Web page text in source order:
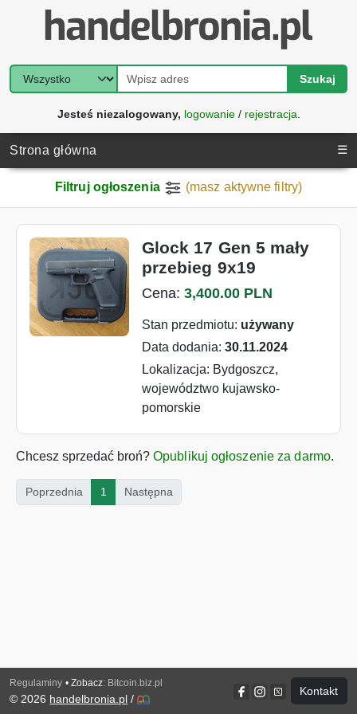
Szukaj
Jesteś niezalogowany, logowanie/ rejestracja
Strona główna ☰
Filtruj ogłoszenia (masz aktywne filtry)
Glock 17 Gen 5 mały
przebieg 9x19
Cena: 3,400.00 PLN
Stan przedmiotu: używany
Data dodania: 30.11.2024
Lokalizacja: Bydgoszcz,
województwo kujawsko-
pomorskie
Chcesz sprzedać broń? Opublikuj ogłoszenie za darmo.
Poprzednia 1 (current)
Następna
Regulaminy • Zobacz: Bitcoin.biz.pl
© 2026 handelbronia.pl /
Kontakt